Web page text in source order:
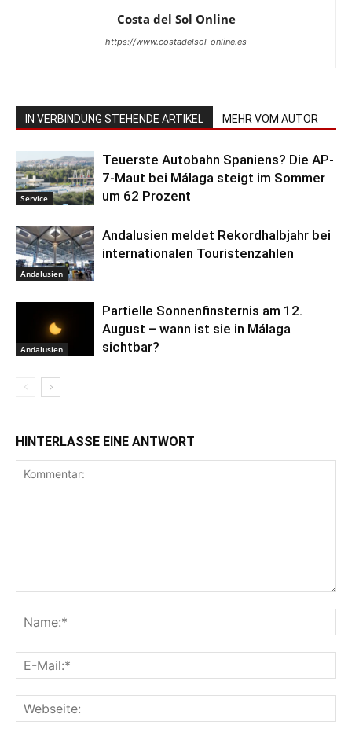
Costa del Sol Online
https://www.costadelsol-online.es
IN VERBINDUNG STEHENDE ARTIKEL MEHR VOM AUTOR
Service
Teuerste Autobahn Spaniens? Die AP-
7-Maut bei Málaga steigt im Sommer
um 62 Prozent
Andalusien
Andalusien meldet Rekordhalbjahr bei
internationalen Touristenzahlen
Andalusien
Partielle Sonnenfinsternis am 12.
August – wann ist sie in Málaga
sichtbar?
HINTERLASSE EINE ANTWORT